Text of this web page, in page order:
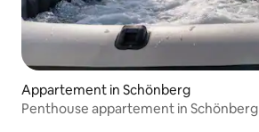
Appartement in Schönberg
Penthouse appartement in Schönberg